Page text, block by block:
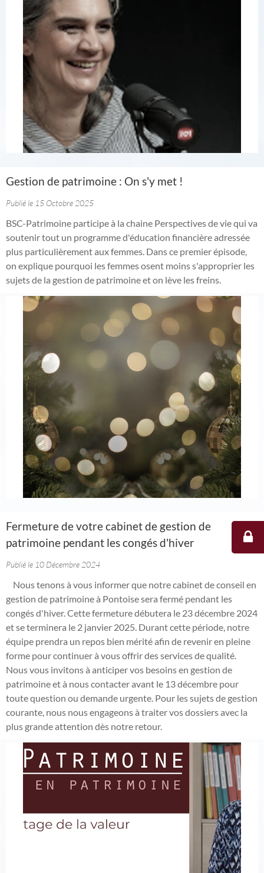
Gestion de patrimoine : On s'y met !
Publié le 15 Octobre 2025
BSC-Patrimoine participe à la chaine Perspectives de vie qui va
soutenir tout un programme d'éducation financière adressée
plus particulièrement aux femmes. Dans ce premier épisode,
on explique pourquoi les femmes osent moins s'approprier les
sujets de la gestion de patrimoine et on lève les freins.
Fermeture de votre cabinet de gestion de
patrimoine pendant les congés d'hiver
Publié le 10 Décembre 2024
Nous tenons à vous informer que notre cabinet de conseil en
gestion de patrimoine à Pontoise sera fermé pendant les
congés d'hiver. Cette fermeture débutera le 23 décembre 2024
et se terminera le 2 janvier 2025. Durant cette période, notre
équipe prendra un repos bien mérité afin de revenir en pleine
forme pour continuer à vous offrir des services de qualité.
Nous vous invitons à anticiper vos besoins en gestion de
patrimoine et à nous contacter avant le 13 décembre pour
toute question ou demande urgente. Pour les sujets de gestion
courante, nous nous engageons à traiter vos dossiers avec la
plus grande attention dès notre retour.